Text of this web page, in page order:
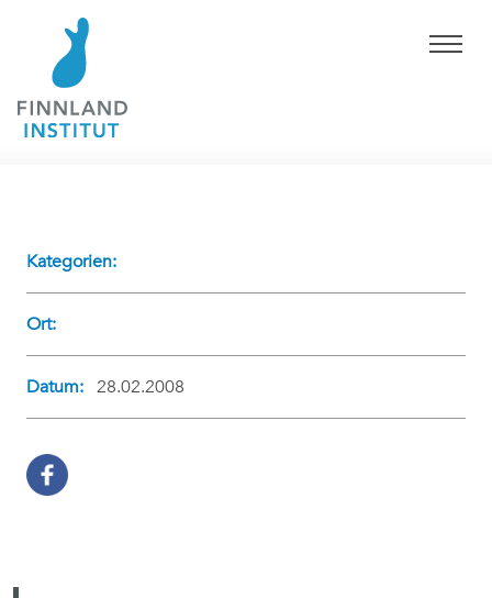
Kategorien:
Ort:
Datum: 28.02.2008